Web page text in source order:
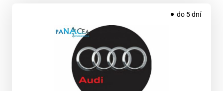
do 5 dní